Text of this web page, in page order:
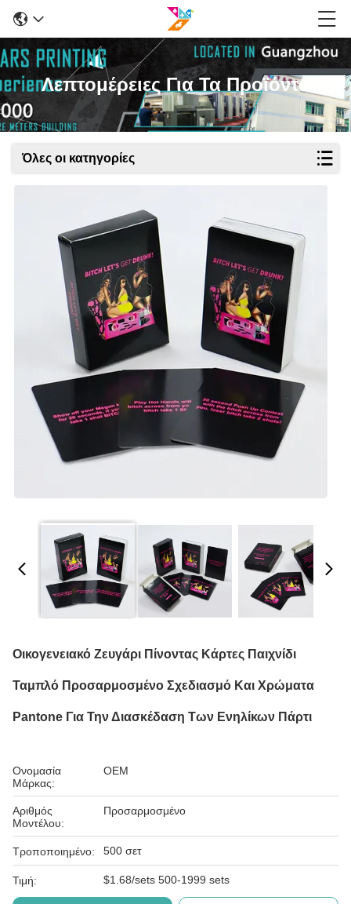
Λεπτομέρειες Για Τα Προϊόντα
Όλες οι κατηγορίες
Οικογενειακό Ζευγάρι Πίνοντας Κάρτες Παιχνίδι
Ταμπλό Προσαρμοσμένο Σχεδιασμό Και Χρώματα
Pantone Για Την Διασκέδαση Των Ενηλίκων Πάρτι
Ονομασία
Μάρκας:
OEM
Αριθμός
Μοντέλου:
Προσαρμοσμένο
Τροποποιημένο: 500 σετ
Τιμή: $1.68/sets 500-1999 sets